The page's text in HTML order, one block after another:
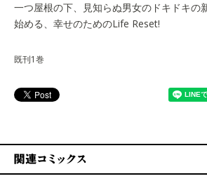
一つ屋根の下、見知らぬ男女のドキドキの
始める、幸せのためのLife Reset!
既刊1巻